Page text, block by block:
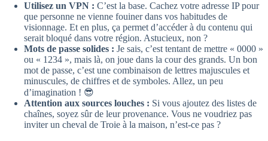
Utilisez un VPN : C’est la base. Cachez votre adresse IP pour
que personne ne vienne fouiner dans vos habitudes de
visionnage. Et en plus, ça permet d’accéder à du contenu qui
serait bloqué dans votre région. Astucieux, non ?
Mots de passe solides : Je sais, c’est tentant de mettre « 0000 »
ou « 1234 », mais là, on joue dans la cour des grands. Un bon
mot de passe, c’est une combinaison de lettres majuscules et
minuscules, de chiffres et de symboles. Allez, un peu
d’imagination ! 😎
Attention aux sources louches : Si vous ajoutez des listes de
chaînes, soyez sûr de leur provenance. Vous ne voudriez pas
inviter un cheval de Troie à la maison, n’est-ce pas ?